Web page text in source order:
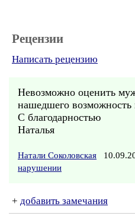
Рецензии
Написать рецензию
Невозможно оценить
нашедшего возможность
С благодарностью
Наталья
Натали Соколовская
нарушении
+ добавить замечания